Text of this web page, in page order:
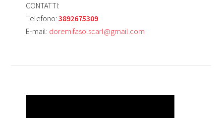
CONTATTI:
Telefono:3892675309
E-mail: doremifasolscarl@gmail.com